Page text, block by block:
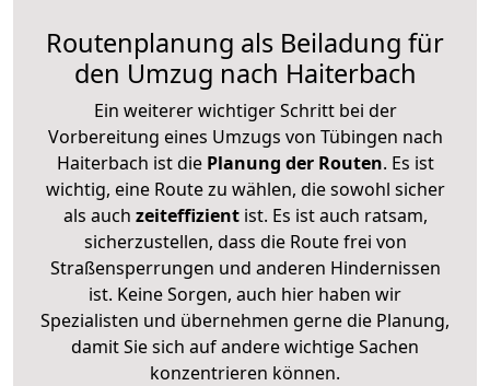
Routenplanung als Beiladung für
den Umzug nach Haiterbach
Ein weiterer wichtiger Schritt bei der
Vorbereitung eines Umzugs von Tübingen nach
Haiterbach ist diePlanung der Routen. Es ist
wichtig, eine Route zu wählen, die sowohl sicher
als auch zeiteffizientist. Es ist auch ratsam,
sicherzustellen, dass die Route frei von
Straßensperrungen und anderen Hindernissen
ist. Keine Sorgen, auch hier haben wir
Spezialisten und übernehmen gerne die Planung,
damit Sie sich auf andere wichtige Sachen
konzentrieren können.